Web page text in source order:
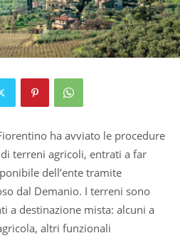
ha avviato le procedure
terreni agricoli, entrati a far
dell’ente tramite
dal Demanio. I terreni sono
a destinazione mista: alcuni a
altri funzionali